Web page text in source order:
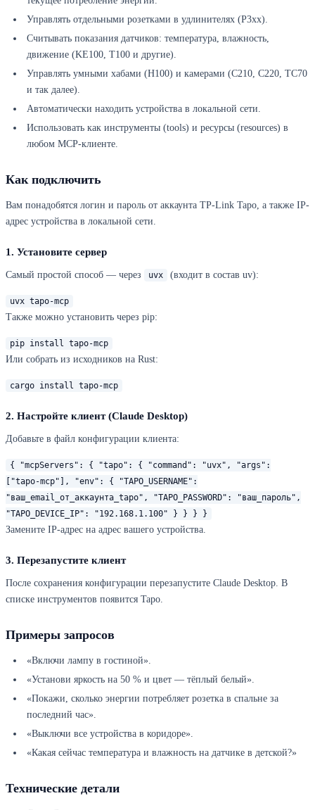
Управлять отдельными розетками в удлинителях (P3xx).
Считывать показания датчиков: температура, влажность,
движение (KE100, T100 и другие).
Управлять умными хабами (H100) и камерами (C210, C220, TC70
и так далее).
Автоматически находить устройства в локальной сети.
Использовать как инструменты (tools) и ресурсы (resources) в
любом MCP-клиенте.
Как подключить
Вам понадобятся логин и пароль от аккаунта TP-Link Tapo, а также IP-
адрес устройства в локальной сети.
1. Установите сервер
Самый простой способ — через uvx (входит в состав uv):
uvx tapo-mcp
Также можно установить через pip:
pip install tapo-mcp
Или собрать из исходников на Rust:
cargo install tapo-mcp
2. Настройте клиент (Claude Desktop)
Добавьте в файл конфигурации клиента:
{ "mcpServers": { "tapo": { "command": "uvx", "args":
["tapo-mcp"], "env": { "TAPO_USERNAME":
"ваш_email_от_аккаунта_tapo", "TAPO_PASSWORD": "ваш_пароль",
"TAPO_DEVICE_IP": "192.168.1.100" } } } }
Замените IP-адрес на адрес вашего устройства.
3. Перезапустите клиент
После сохранения конфигурации перезапустите Claude Desktop. В
списке инструментов появится Tapo.
Примеры запросов
«Включи лампу в гостиной».
«Установи яркость на 50 % и цвет — тёплый белый».
«Покажи, сколько энергии потребляет розетка в спальне за
последний час».
«Выключи все устройства в коридоре».
«Какая сейчас температура и влажность на датчике в детской?»
Технические детали